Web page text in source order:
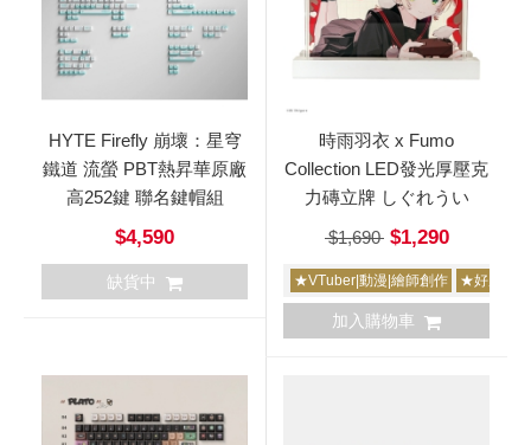
HYTE Firefly 崩壞：星穹
鐵道 流螢 PBT熱昇華原廠
高252鍵 聯名鍵帽組
$4,590
缺貨中
時雨羽衣 x Fumo
Collection LED發光厚壓克
力磚立牌 しぐれうい
$1,690$1,290
★VTuber|動漫|繪師創作 ★好康撿
加入購物車